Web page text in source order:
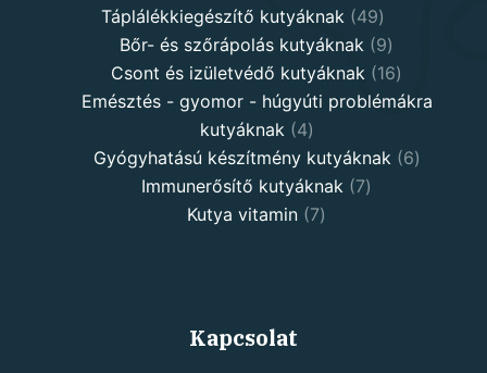
products
Táplálékkiegészítő kutyáknak 4949
products
Bőr- és szőrápolás kutyáknak 99
products
Csont és izületvédő kutyáknak 1616
products
Emésztés - gyomor - húgyúti problémákra
kutyáknak
44
products
Gyógyhatású készítmény kutyáknak 66
Immunerősítő kutyáknak 77
Kutya vitamin 77
Kapcsolat